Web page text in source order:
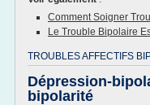
Comment Soigner
Le Trouble Bipolaire
TROUBLES AFFECTIFS
Dépression-
bipolarité